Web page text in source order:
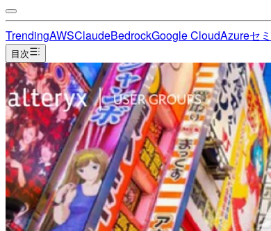
TrendingAWSClaudeBedrockGoogle CloudAzureセ
目次